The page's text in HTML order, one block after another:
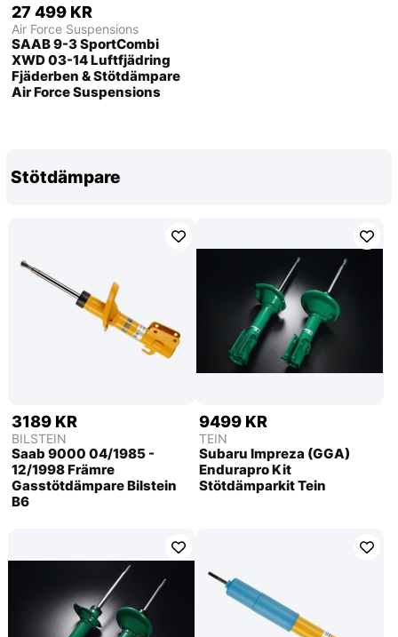
27 499 KR
Air Force Suspensions
SAAB 9-3 SportCombi
XWD 03-14 Luftfjädring
Fjäderben & Stötdämpare
Air Force Suspensions
Stötdämpare
3189 KR
BILSTEIN
Saab 9000 04/1985 -
12/1998 Främre
Gasstötdämpare Bilstein
B6
9499 KR
TEIN
Subaru Impreza (GGA)
Endurapro Kit
Stötdämparkit Tein